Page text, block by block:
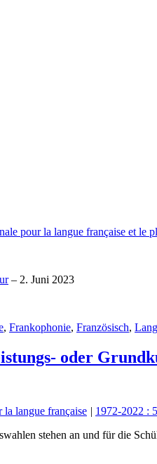
pour la langue française et le
– 2. Juni 2023
, Frankophonie, Französisch,
oder
la langue française | 1972-2022 :
stehen an und für die